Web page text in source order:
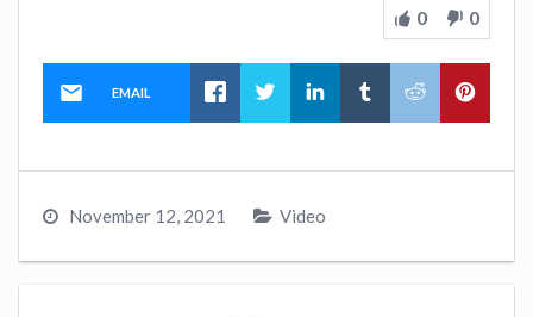
0 0
EMAIL
November 12, 2021 Video